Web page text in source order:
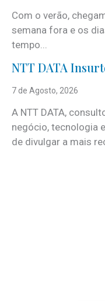
Com o verão,
semana fora e os
tempo...
NTT DATA
7 de Agosto, 2026
A NTT DATA,
negócio, tecnologia
de divulgar a mais